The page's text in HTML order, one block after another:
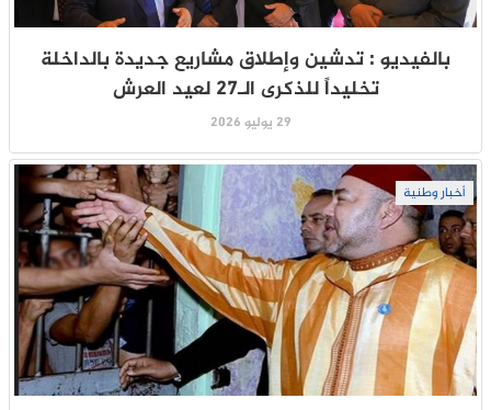
بالفيديو : تدشين وإطلاق مشاريع جديدة بالداخلة
تخليداً للذكرى الـ27 لعيد العرش
29 يوليو 2026
أخبار وطنية